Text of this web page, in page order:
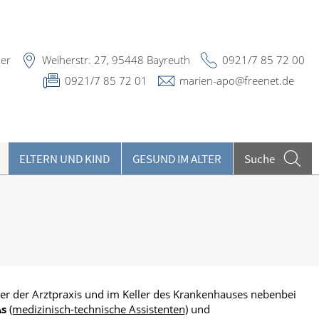
ELTERN UND KIND GESUND IM ALTER Suche
Weiherstr. 27, 95448 Bayreuth
0921/7 85 72 00
0921/7 85 72 01
marien-apo@freenet.de
der Arztpraxis und im Keller des Krankenhauses nebenbei
(medizinisch-technische Assistenten)und